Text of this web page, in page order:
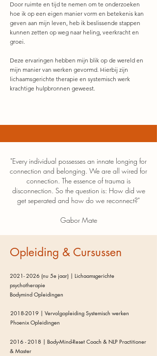
Door ruimte en tijd te nemen om te onderzoeken
hoe ik op een eigen manier vorm en betekenis kan
geven aan mijn leven, heb ik beslissende stappen
kunnen zetten op weg naar heling, veerkracht en
groei.
Deze ervaringen hebben mijn blik op de wereld en
mijn manier van werken gevormd. Hierbij zijn
lichaamsgerichte therapie en systemisch werk
krachtige hulpbronnen geweest.
"Every individual possesses an innate longing for
connection and belonging. We are all wired for
connection. The essence of trauma is
disconnection. So the question is: How did we
get seperated and how do we reconnect?"
Gabor Mate
Opleiding & Cursussen
2021- 2026 (nu 5e jaar) | Lichaamsgerichte
psychotherapie
Bodymind Opleidingen
2018-2019 | Vervolgopleiding Systemisch werken
Phoenix Opleidingen
2016 - 2018 | Body-Mind-Reset Coach & NLP Practitioner
& Master